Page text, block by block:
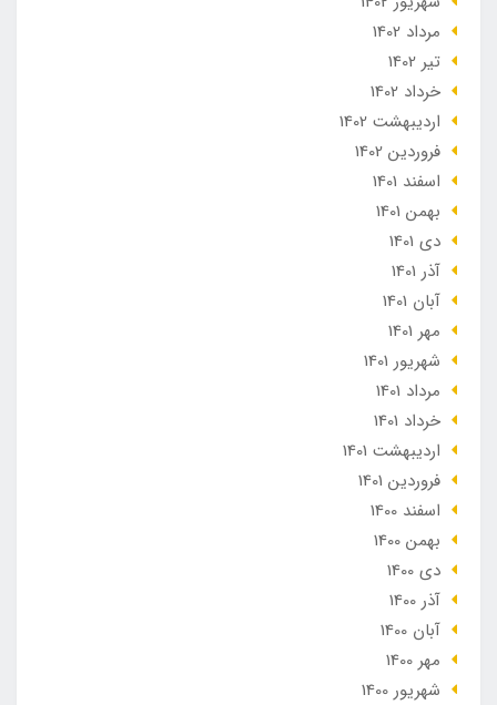
مرداد 1402
تير 1402
خرداد 1402
ارديبهشت 1402
فروردین 1402
اسفند 1401
بهمن 1401
دی 1401
آذر 1401
آبان 1401
مهر 1401
شهریور 1401
مرداد 1401
خرداد 1401
ارديبهشت 1401
فروردین 1401
اسفند 1400
بهمن 1400
دی 1400
آذر 1400
آبان 1400
مهر 1400
شهریور 1400